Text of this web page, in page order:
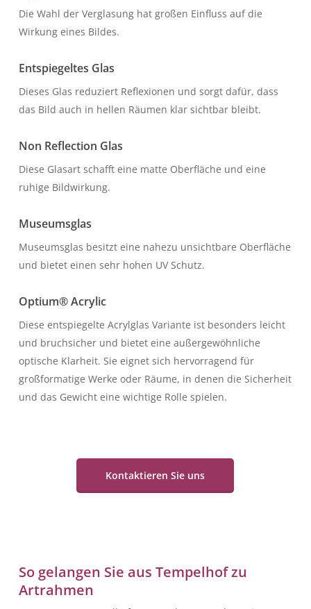
Die Wahl der Verglasung hat großen Einfluss auf die
Wirkung eines Bildes.
Entspiegeltes Glas
Dieses Glas reduziert Reflexionen und sorgt dafür, dass
das Bild auch in hellen Räumen klar sichtbar bleibt.
Non Reflection Glas
Diese Glasart schafft eine matte Oberfläche und eine
ruhige Bildwirkung.
Museumsglas
Museumsglas besitzt eine nahezu unsichtbare Oberfläche
und bietet einen sehr hohen UV Schutz.
Optium® Acrylic
Diese entspiegelte Acrylglas Variante ist besonders leicht
und bruchsicher und bietet eine außergewöhnliche
optische Klarheit. Sie eignet sich hervorragend für
großformatige Werke oder Räume, in denen die Sicherheit
und das Gewicht eine wichtige Rolle spielen.
Kontaktieren Sie uns
So gelangen Sie aus Tempelhof zu
Artrahmen